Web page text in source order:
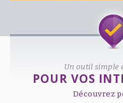
Un outil simple
POUR VOS
Découvrez